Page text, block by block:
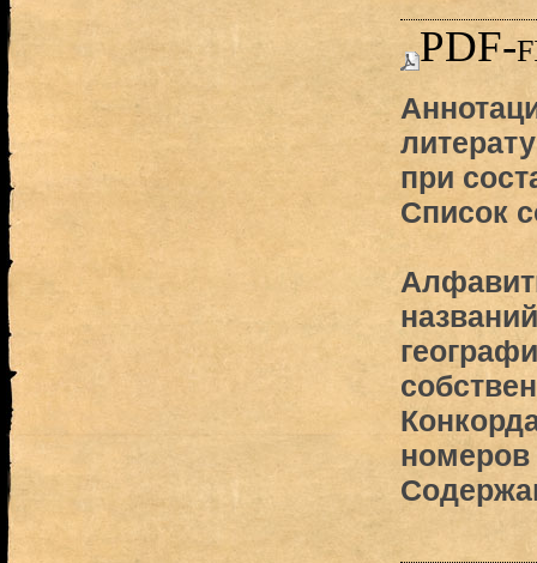
PDF-
при
Список
номеров